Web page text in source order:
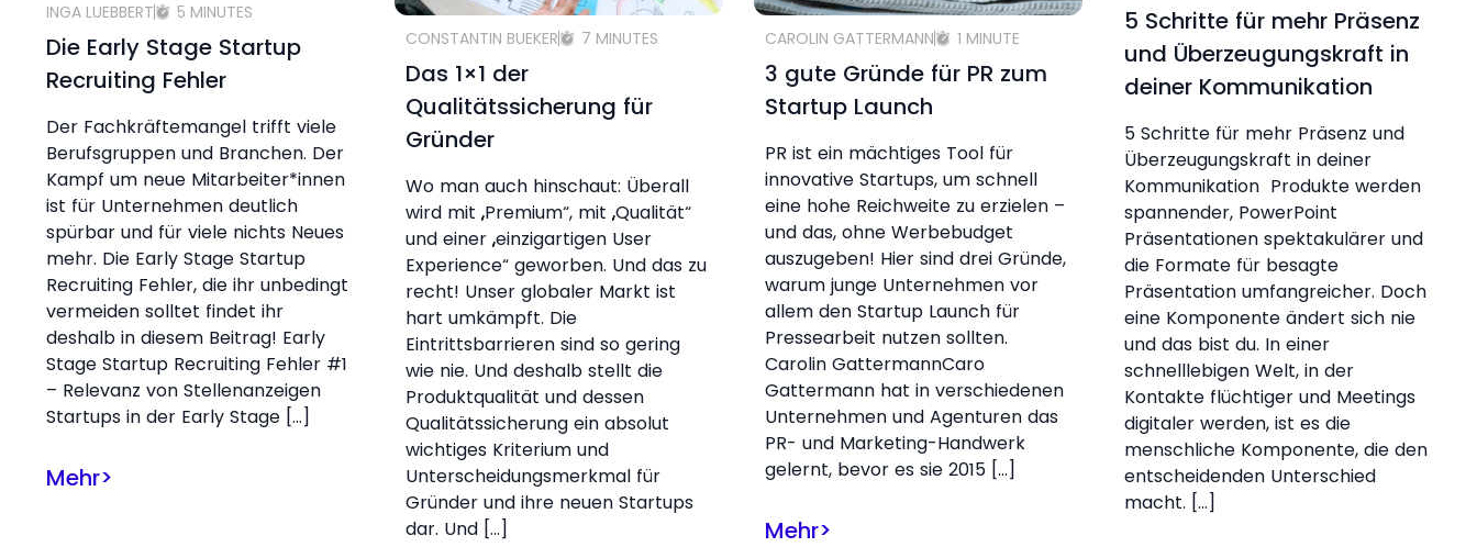
INGA LUEBBERT 5 MINUTES
Die Early Stage Startup
Recruiting Fehler
Der Fachkräftemangel trifft viele
Berufsgruppen und Branchen. Der
Kampf um neue Mitarbeiter*innen
ist für Unternehmen deutlich
spürbar und für viele nichts Neues
mehr. Die Early Stage Startup
Recruiting Fehler, die ihr unbedingt
vermeiden solltet findet ihr
deshalb in diesem Beitrag! Early
Stage Startup Recruiting Fehler #1
– Relevanz von Stellenanzeigen
Startups in der Early Stage […]
Mehr>
CONSTANTIN BUEKER 7 MINUTES
Das 1×1 der
Qualitätssicherung für
Gründer
Wo man auch hinschaut: Überall
wird mit „Premium“, mit „Qualität“
und einer „einzigartigen User
Experience“ geworben. Und das zu
recht! Unser globaler Markt ist
hart umkämpft. Die
Eintrittsbarrieren sind so gering
wie nie. Und deshalb stellt die
Produktqualität und dessen
Qualitätssicherung ein absolut
wichtiges Kriterium und
Unterscheidungsmerkmal für
Gründer und ihre neuen Startups
dar. Und […]
CAROLIN GATTERMANN 1 MINUTE
3 gute Gründe für PR zum
Startup Launch
PR ist ein mächtiges Tool für
innovative Startups, um schnell
eine hohe Reichweite zu erzielen –
und das, ohne Werbebudget
auszugeben! Hier sind drei Gründe,
warum junge Unternehmen vor
allem den Startup Launch für
Pressearbeit nutzen sollten.
Carolin GattermannCaro
Gattermann hat in verschiedenen
Unternehmen und Agenturen das
PR- und Marketing-Handwerk
gelernt, bevor es sie 2015 […]
Mehr>
5 Schritte für mehr Präsenz
und Überzeugungskraft in
deiner Kommunikation
5 Schritte für mehr Präsenz und
Überzeugungskraft in deiner
Kommunikation Produkte werden
spannender, PowerPoint
Präsentationen spektakulärer und
die Formate für besagte
Präsentation umfangreicher. Doch
eine Komponente ändert sich nie
und das bist du. In einer
schnelllebigen Welt, in der
Kontakte flüchtiger und Meetings
digitaler werden, ist es die
menschliche Komponente, die den
entscheidenden Unterschied
macht. […]